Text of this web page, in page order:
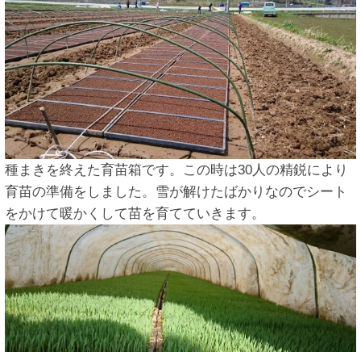
種まきを終えた育苗箱です。この時は30人の精鋭により
育苗の準備をしました。雪が解けたばかりなのでシート
をかけて暖かくして苗を育てていきます。